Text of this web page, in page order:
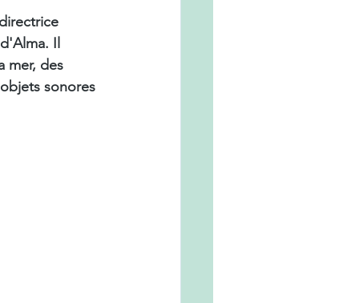
Il
mer, des
sonores